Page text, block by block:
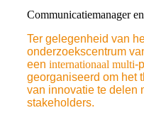
Communicatiemanager
Ter gelegenheid van
onderzoekscentrum
een internationaal multi-
georganiseerd om het
van innovatie te delen
stakeholders.